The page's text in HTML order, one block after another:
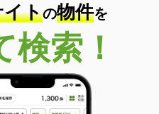
イトの物件を
検索！